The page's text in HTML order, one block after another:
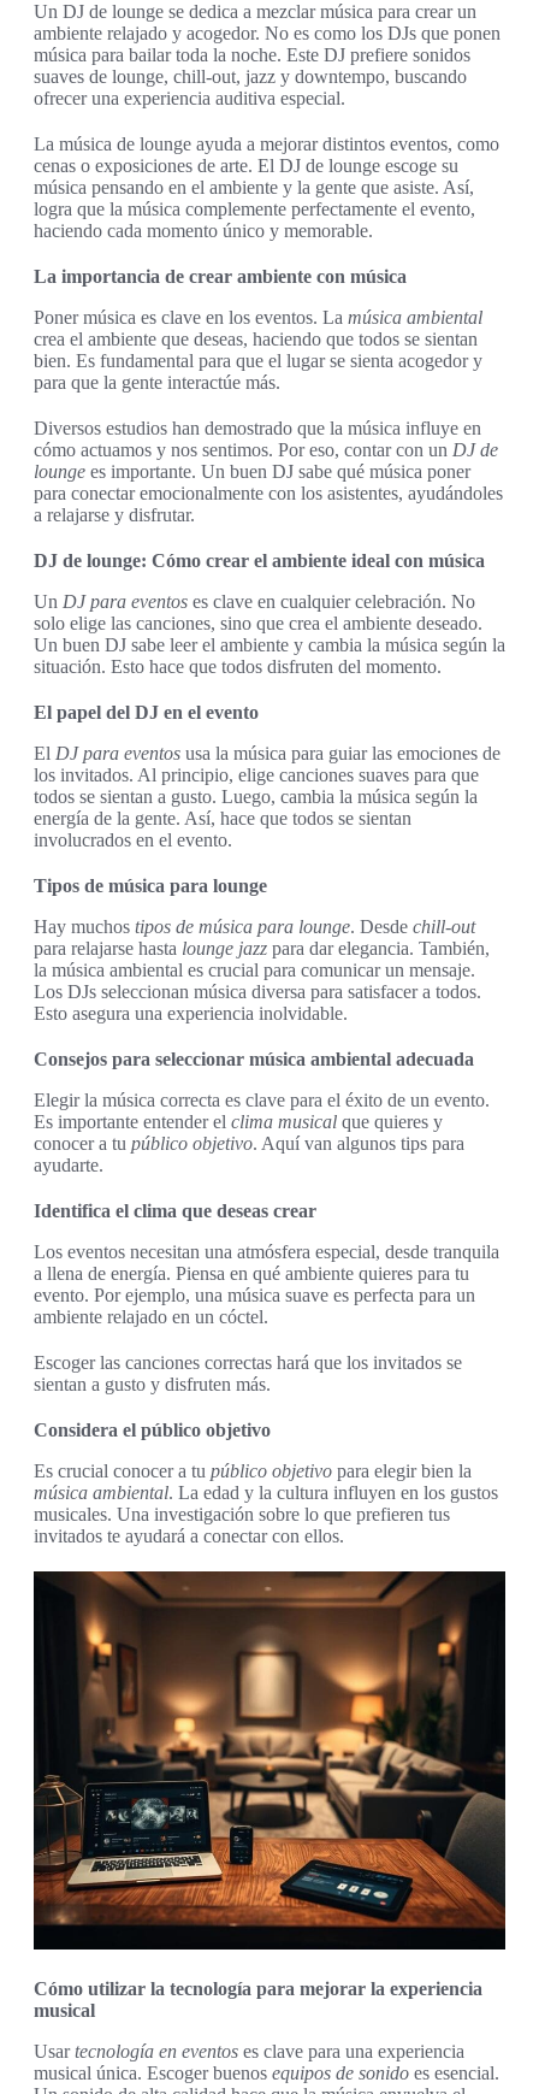
Un DJ de lounge se dedica a mezclar música para crear un
ambiente relajado y acogedor. No es como los DJs que ponen
música para bailar toda la noche. Este DJ prefiere sonidos
suaves de lounge, chill-out, jazz y downtempo, buscando
ofrecer una experiencia auditiva especial.
La música de lounge ayuda a mejorar distintos eventos, como
cenas o exposiciones de arte. El DJ de lounge escoge su
música pensando en el ambiente y la gente que asiste. Así,
logra que la música complemente perfectamente el evento,
haciendo cada momento único y memorable.
La importancia de crear ambiente con música
Poner música es clave en los eventos. La música ambiental
crea el ambiente que deseas, haciendo que todos se sientan
bien. Es fundamental para que el lugar se sienta acogedor y
para que la gente interactúe más.
Diversos estudios han demostrado que la música influye en
cómo actuamos y nos sentimos. Por eso, contar con un DJ de
lounge es importante. Un buen DJ sabe qué música poner
para conectar emocionalmente con los asistentes, ayudándoles
a relajarse y disfrutar.
DJ de lounge: Cómo crear el ambiente ideal con música
Un DJ para eventos es clave en cualquier celebración. No
solo elige las canciones, sino que crea el ambiente deseado.
Un buen DJ sabe leer el ambiente y cambia la música según la
situación. Esto hace que todos disfruten del momento.
El papel del DJ en el evento
El DJ para eventos usa la música para guiar las emociones de
los invitados. Al principio, elige canciones suaves para que
todos se sientan a gusto. Luego, cambia la música según la
energía de la gente. Así, hace que todos se sientan
involucrados en el evento.
Tipos de música para lounge
Hay muchos tipos de música para lounge. Desde chill-out
para relajarse hasta lounge jazz para dar elegancia. También,
la música ambiental es crucial para comunicar un mensaje.
Los DJs seleccionan música diversa para satisfacer a todos.
Esto asegura una experiencia inolvidable.
Consejos para seleccionar música ambiental adecuada
Elegir la música correcta es clave para el éxito de un evento.
Es importante entender el clima musical que quieres y
conocer a tu público objetivo. Aquí van algunos tips para
ayudarte.
Identifica el clima que deseas crear
Los eventos necesitan una atmósfera especial, desde tranquila
a llena de energía. Piensa en qué ambiente quieres para tu
evento. Por ejemplo, una música suave es perfecta para un
ambiente relajado en un cóctel.
Escoger las canciones correctas hará que los invitados se
sientan a gusto y disfruten más.
Considera el público objetivo
Es crucial conocer a tu público objetivo para elegir bien la
música ambiental. La edad y la cultura influyen en los gustos
musicales. Una investigación sobre lo que prefieren tus
invitados te ayudará a conectar con ellos.
Cómo utilizar la tecnología para mejorar la experiencia
musical
Usartecnología en eventos es clave para una experiencia
musical única. Escoger buenos equipos de sonido es esencial.